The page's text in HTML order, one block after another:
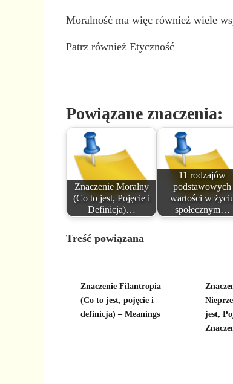
Moralność ma więc również wiele
Patrz również Etyczność
Powiązane znaczenia:
Znaczenie Moralny
(Co to jest, Pojęcie i
Definicja)…
11 rodzajów
podstawowych
wartości w
społecznym…
Treść powiązana
Znaczenie Filantropia
(Co to jest, pojęcie i
definicja) – Meanings
jest,